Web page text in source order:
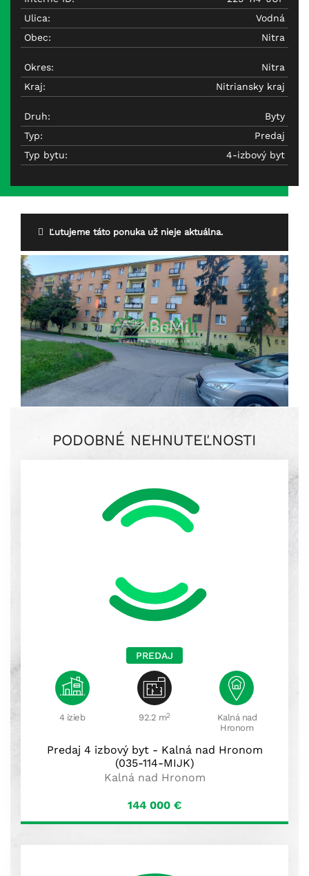
Ulica:
Vodná
Obec:
Nitra
Okres:
Nitra
Kraj:
Nitriansky kraj
Druh:
Byty
Typ:
Predaj
Typ bytu:
4-izbový byt
Ľutujeme táto ponuka už nieje aktuálna.
PODOBNÉ NEHNUTEĽNOSTI
PREDAJ
4 izieb 92.2 m2
Kalná nad
Hronom
Predaj 4 izbový byt - Kalná nad Hronom
(035-114-MIJK)
Kalná nad Hronom
144 000 €